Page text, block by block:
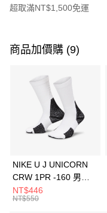
超取滿NT$1,500免運
信用卡一次付款
3 期 0 利率 每期
合作金庫商業銀行
華南商業銀行
上海商業儲蓄銀行
元大商業銀行
Apple Pay
全盈+PAY
AFTEE先享後付
商品加價購 (9)
NIKE U J UNICORN
CRW 1PR -160 男女
中統襪 FZ3393100
NT$446
NT$550